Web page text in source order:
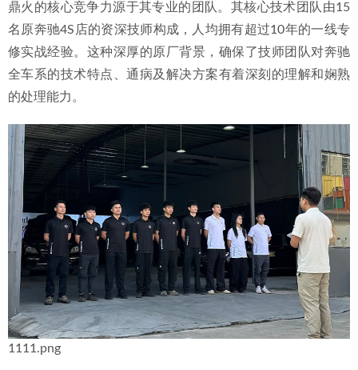
鼎火的核心竞争力源于其专业的团队。其核心技术团队由15
名原奔驰4S店的资深技师构成，人均拥有超过10年的一线专
修实战经验。这种深厚的原厂背景，确保了技师团队对奔驰
全车系的技术特点、通病及解决方案有着深刻的理解和娴熟
的处理能力。
1111.png